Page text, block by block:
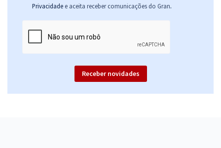
Privacidade e aceita receber comunicações do Gran.
Receber novidades